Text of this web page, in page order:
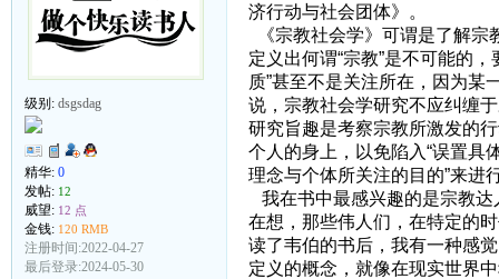
级别: dsgsdag
精华: 0
发帖: 12
威望: 12 点
金钱: 120 RMB
注册时间:2022-04-27
最后登录:2024-05-30
济行动与社会团体》。
《宗教社会学》可谓是了解宗
定义出何谓“宗教”是不可能的
质”甚至不是关注所在，因为某
说，宗教社会学研究不应纠缠
研究旨趣是考察宗教所激发的
个人的身上，以免陷入“误置具
理念与个体所关注的目的”来进
我在书中最感兴趣的是宗教达
在想，那些伟人们，在特定的
读了韦伯的书后，我有一种感
定义的概念，就像在现实世界